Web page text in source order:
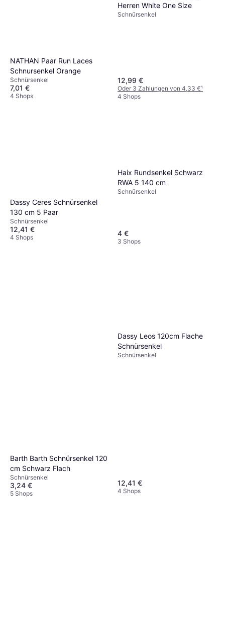
NATHAN Paar Run Laces
Schnursenkel Orange
Schnürsenkel
7,01 €
4 Shops
Herren White One Size
Schnürsenkel
12,99 €
Oder 3 Zahlungen von 4,33 €¹
4 Shops
Dassy Ceres Schnürsenkel
130 cm 5 Paar
Schnürsenkel
12,41 €
4 Shops
Haix Rundsenkel Schwarz
RWA 5 140 cm
Schnürsenkel
4 €
3 Shops
Barth Barth Schnürsenkel 120
cm Schwarz Flach
Schnürsenkel
3,24 €
5 Shops
Dassy Leos 120cm Flache
Schnürsenkel
Schnürsenkel
12,41 €
4 Shops